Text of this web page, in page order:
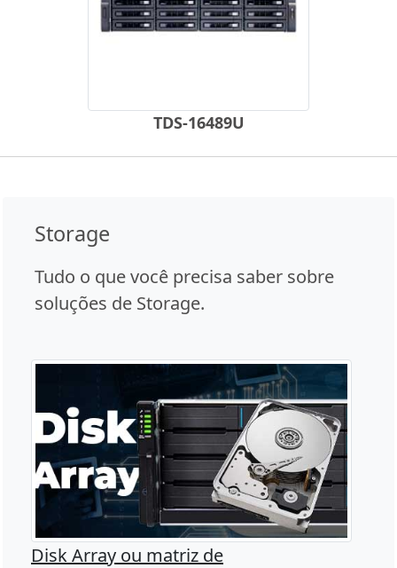
TDS-16489U
Storage
Tudo o que você precisa saber sobre
soluções de Storage.
Disk Array ou matriz de